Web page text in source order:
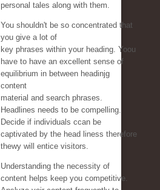
personal tales along with them.
You shouldn't be so concentrated that
you give a lot of
key phrases within your heading. Yoou
have to have an excellent sense of
equilibrium in between headinjg
content
material and search phrases.
Headlines needs to be compelling.
Decide if individuals ccan be
captivated by the head liness therefore
thewy will entice visitors.
Understanding the necessity of
content helps keep you competitive.